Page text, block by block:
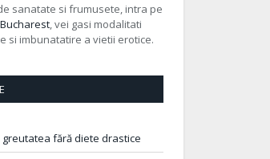
sanatate si frumusete, intra pe
, vei gasi modalitati
si imbunatatire a vietii erotice.
fără diete drastice